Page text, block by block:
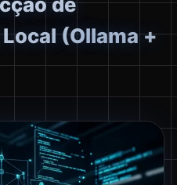
(Ollama +